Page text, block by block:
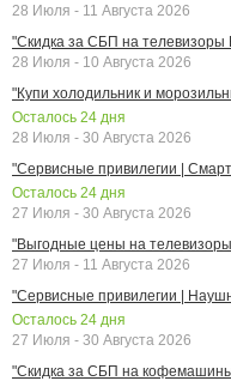
28 Июля - 11 Августа 2026
"Скидка за СБП на телевизоры
28 Июля - 10 Августа 2026
"Купи холодильник и
Осталось 24 дня
28 Июля - 30 Августа 2026
"Сервисные привилегии |
Осталось 24 дня
27 Июля - 30 Августа 2026
"Выгодные цены на
27 Июля - 11 Августа 2026
"Сервисные привилегии |
Осталось 24 дня
27 Июля - 30 Августа 2026
"Скидка за СБП на